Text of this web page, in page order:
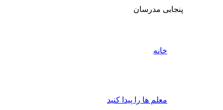
پنجابی مدرسان
خانه
معلم ها را پیدا کنید